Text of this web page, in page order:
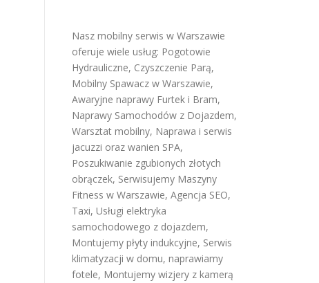
Nasz mobilny serwis w Warszawie
oferuje wiele usług: Pogotowie
Hydrauliczne, Czyszczenie Parą,
Mobilny Spawacz w Warszawie,
Awaryjne naprawy Furtek i Bram,
Naprawy Samochodów z Dojazdem,
Warsztat mobilny, Naprawa i serwis
jacuzzi oraz wanien SPA,
Poszukiwanie zgubionych złotych
obrączek, Serwisujemy Maszyny
Fitness w Warszawie, Agencja SEO,
Taxi, Usługi elektryka
samochodowego z dojazdem,
Montujemy płyty indukcyjne, Serwis
klimatyzacji w domu, naprawiamy
fotele, Montujemy wizjery z kamerą